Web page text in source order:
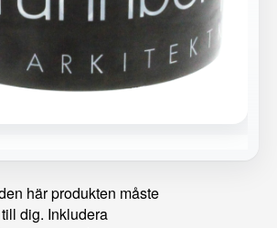
här produkten måste
dig. Inkludera